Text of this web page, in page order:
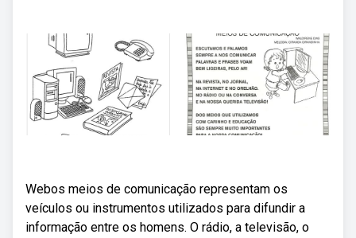
Webos meios de comunicação representam os
veículos ou instrumentos utilizados para difundir a
informação entre os homens. O rádio, a televisão, o